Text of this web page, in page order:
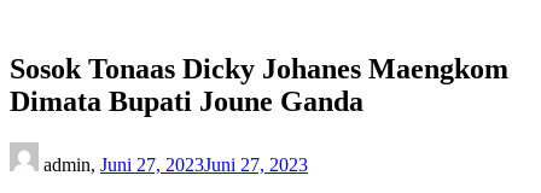
Sosok Tonaas Dicky Johanes Maengkom
Dimata Bupati Joune Ganda
admin, Juni 27, 2023Juni 27, 2023